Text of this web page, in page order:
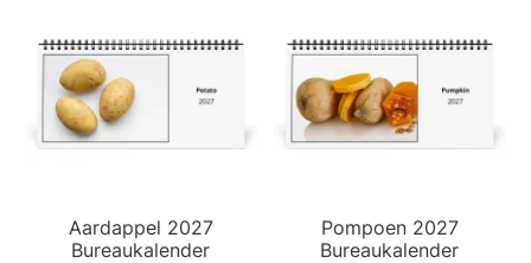
Aardappel 2027
Bureaukalender
Pompoen 2027
Bureaukalender